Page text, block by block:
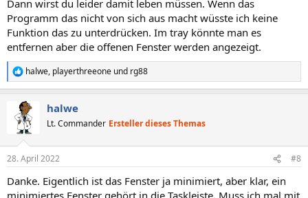
Dann wirst du leider damit leben müssen. Wenn das
Programm das nicht von sich aus macht wüsste ich keine
Funktion das zu unterdrücken. Im tray könnte man es
entfernen aber die offenen Fenster werden angezeigt.
R
e
e
:
halwe, playerthreeone und rg88
halwe
Lt. Commander Ersteller dieses Themas
28. April 2022 #8
Danke. Eigentlich ist das Fenster ja minimiert, aber klar, ein
minimiertes Fenster gehört in die Taskleiste. Muss ich mal mit